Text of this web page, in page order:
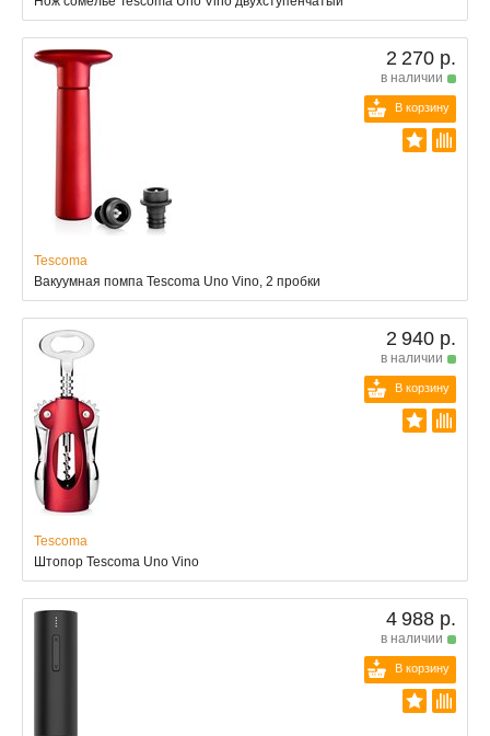
2 270 р.
в наличии
В корзину
Tescoma
Вакуумная помпа Tescoma Uno Vino, 2 пробки
2 940 р.
в наличии
В корзину
Tescoma
Штопор Tescoma Uno Vino
4 988 р.
в наличии
В корзину